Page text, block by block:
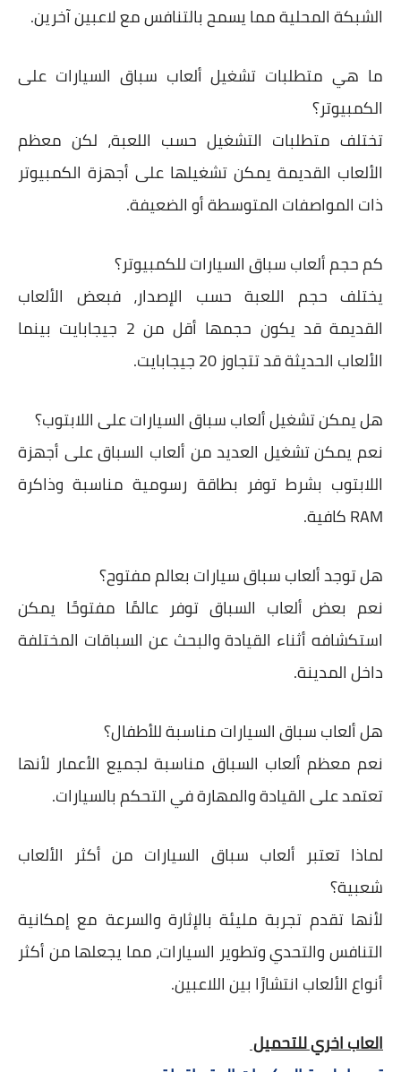
الشبكة المحلية مما يسمح بالتنافس مع لاعبين آخرين.
ما هي متطلبات تشغيل ألعاب سباق السيارات على
الكمبيوتر؟
تختلف متطلبات التشغيل حسب اللعبة، لكن معظم
الألعاب القديمة يمكن تشغيلها على أجهزة الكمبيوتر
ذات المواصفات المتوسطة أو الضعيفة.
كم حجم ألعاب سباق السيارات للكمبيوتر؟
يختلف حجم اللعبة حسب الإصدار، فبعض الألعاب
القديمة قد يكون حجمها أقل من 2 جيجابايت بينما
الألعاب الحديثة قد تتجاوز 20 جيجابايت.
هل يمكن تشغيل ألعاب سباق السيارات على اللابتوب؟
نعم يمكن تشغيل العديد من ألعاب السباق على أجهزة
اللابتوب بشرط توفر بطاقة رسومية مناسبة وذاكرة
RAM كافية.
هل توجد ألعاب سباق سيارات بعالم مفتوح؟
نعم بعض ألعاب السباق توفر عالمًا مفتوحًا يمكن
استكشافه أثناء القيادة والبحث عن السباقات المختلفة
داخل المدينة.
هل ألعاب سباق السيارات مناسبة للأطفال؟
نعم معظم ألعاب السباق مناسبة لجميع الأعمار لأنها
تعتمد على القيادة والمهارة في التحكم بالسيارات.
لماذا تعتبر ألعاب سباق السيارات من أكثر الألعاب
شعبية؟
لأنها تقدم تجربة مليئة بالإثارة والسرعة مع إمكانية
التنافس والتحدي وتطوير السيارات، مما يجعلها من أكثر
أنواع الألعاب انتشارًا بين اللاعبين.
العاب اخري للتحميل